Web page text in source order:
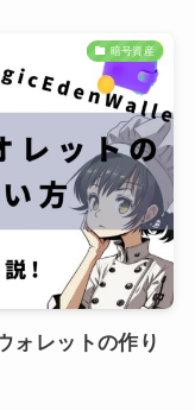
暗号資産
ォレットの作り